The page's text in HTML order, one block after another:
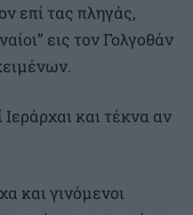
επί τας πληγάς,
εις τον Γολγοθάν
και τέκνα αν
και γινόμενοι